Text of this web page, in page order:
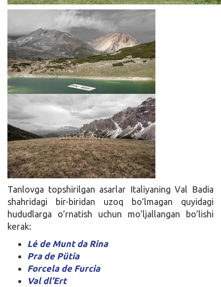
Tanlovga topshirilgan asarlar Italiyaning Val Badia
shahridagi bir-biridan uzoq bo’lmagan quyidagi
hududlarga o’rnatish uchun mo’ljallangan bo’lishi
kerak:
Lé de Munt da Rina
Pra de Pütia
Forcela de Furcia
Val dl’Ert